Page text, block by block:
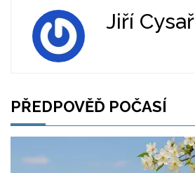
Jiří Cysař
PŘEDPOVĚĎ POČASÍ